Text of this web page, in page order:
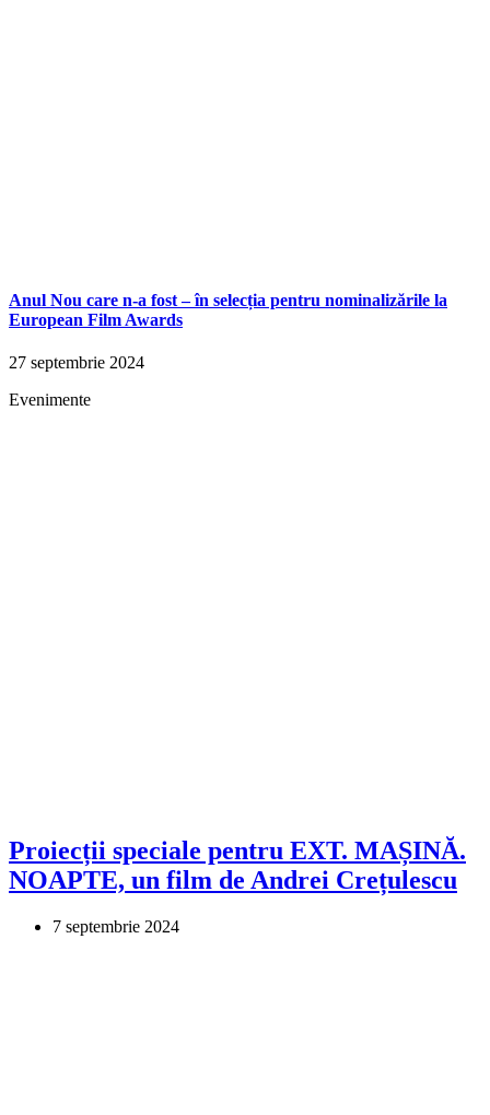
Anul Nou care n-a fost – în selecția pentru nominalizările la
European Film Awards
27 septembrie 2024
Evenimente
Proiecții speciale pentru EXT. MAȘINĂ.
NOAPTE, un film de Andrei Crețulescu
7 septembrie 2024